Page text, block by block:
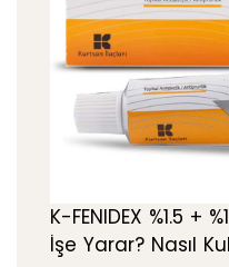
K-FENIDEX %1.5 +
İşe Yarar? Nasıl